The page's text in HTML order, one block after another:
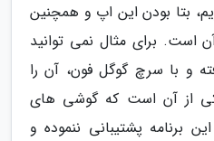
بتا بودن این اپ و همچنین
است. برای مثال نمی توانید
و با سرچ گوگل فون، آن را
از آن است که گوشی های
برنامه پشتیبانی ننموده و